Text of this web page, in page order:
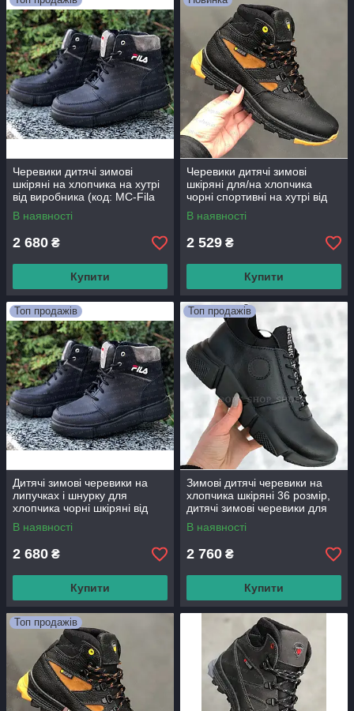
Черевики дитячі зимові
шкіряні на хлопчика на хутрі
від виробника (код: МС-Fila
шнурок)
В наявності
2 680 ₴
Купити
Черевики дитячі зимові
шкіряні для/на хлопчика
чорні спортивні на хутрі від
виробника
В наявності
2 529 ₴
Купити
Топ продажів
Дитячі зимові черевики на
липучках і шнурку для
хлопчика чорні шкіряні від
виробника (код:МС-Fila
шнурок)
В наявності
2 680 ₴
Купити
Топ продажів
Зимові дитячі черевики на
хлопчика шкіряні 36 розмір,
дитячі зимові черевики для
хлопчика від виробника
В наявності
2 760 ₴
Купити
Топ продажів